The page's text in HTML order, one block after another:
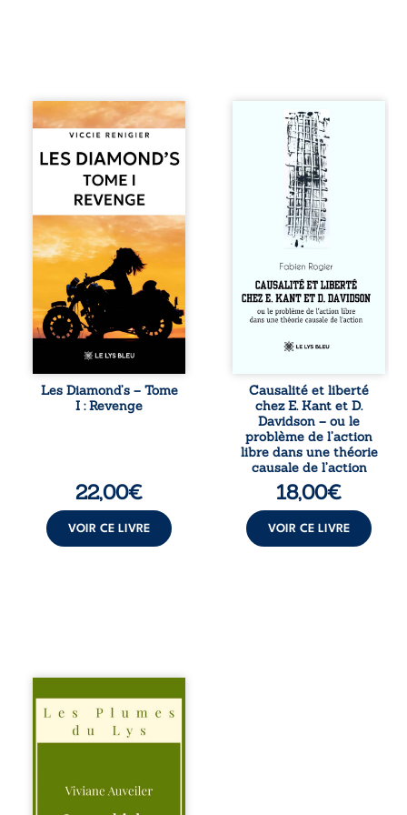
Revenge est à la
tête des
Diamond’s, un clan
de motards aussi
réputé et respecté
que redouté dans
tout le pays. Rien
ne la prédestinait
à cette vie, mais
les épreuves ont
forgé une femme
dure, inaccessible
et résolue à ne
jamais dévoiler
ses faiblesses,
jusqu’à ce que le
croise sa route.
Chef d’une famille
de Nomads, Juan
Les Diamond’s – Tome
I : Revenge
22,00€
VOIR CE LIVRE
Sommes-nous
vraiment libres si
chacun de nos
actes s’inscrit
dans une chaîne
de causes ? À
travers une
confrontation
entre les pensées
d’Emmanuel Kant
et de Donald
Davidson, cet
essai explore les
liens entre libre
déterminisme
responsabilité. De
la volonté
kantienne au
monisme anomal
de Davidson, il
interroge la
manière dont les
intentions et les
croyances
peuvent ...
Causalité et liberté
chez E. Kant et D.
Davidson – ou le
problème de l’action
libre dans une théorie
causale de l’action
18,00€
VOIR CE LIVRE
Trois récits, trois
existences saisies
à l’instant où tout
bascule. Une
l’apaisement, un